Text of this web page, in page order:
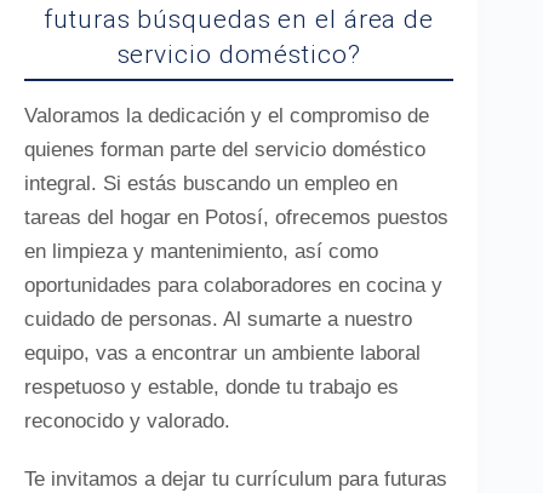
futuras búsquedas en el área de
servicio doméstico?
Valoramos la dedicación y el compromiso de
quienes forman parte del servicio doméstico
integral. Si estás buscando un empleo en
tareas del hogar en Potosí, ofrecemos puestos
en limpieza y mantenimiento, así como
oportunidades para colaboradores en cocina y
cuidado de personas. Al sumarte a nuestro
equipo, vas a encontrar un ambiente laboral
respetuoso y estable, donde tu trabajo es
reconocido y valorado.
Te invitamos a dejar tu currículum para futuras